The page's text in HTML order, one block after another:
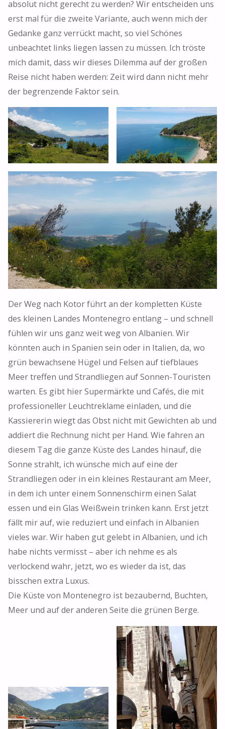
absolut nicht gerecht zu werden? Wir entscheiden uns
erst mal für die zweite Variante, auch wenn mich der
Gedanke ganz verrückt macht, so viel Schönes
unbeachtet links liegen lassen zu müssen. Ich tröste
mich damit, dass wir dieses Dilemma auf der großen
Reise nicht haben werden: Zeit wird dann nicht mehr
der begrenzende Faktor sein.
Der Weg nach Kotor führt an der kompletten Küste
des kleinen Landes Montenegro entlang – und schnell
fühlen wir uns ganz weit weg von Albanien. Wir
könnten auch in Spanien sein oder in Italien, da, wo
grün bewachsene Hügel und Felsen auf tiefblaues
Meer treffen und Strandliegen auf Sonnen-Touristen
warten. Es gibt hier Supermärkte und Cafés, die mit
professioneller Leuchtreklame einladen, und die
Kassiererin wiegt das Obst nicht mit Gewichten ab und
addiert die Rechnung nicht per Hand. Wie fahren an
diesem Tag die ganze Küste des Landes hinauf, die
Sonne strahlt, ich wünsche mich auf eine der
Strandliegen oder in ein kleines Restaurant am Meer,
in dem ich unter einem Sonnenschirm einen Salat
essen und ein Glas Weißwein trinken kann. Erst jetzt
fällt mir auf, wie reduziert und einfach in Albanien
vieles war. Wir haben gut gelebt in Albanien, und ich
habe nichts vermisst – aber ich nehme es als
verlockend wahr, jetzt, wo es wieder da ist, das
bisschen extra Luxus.
Die Küste von Montenegro ist bezaubernd, Buchten,
Meer und auf der anderen Seite die grünen Berge.